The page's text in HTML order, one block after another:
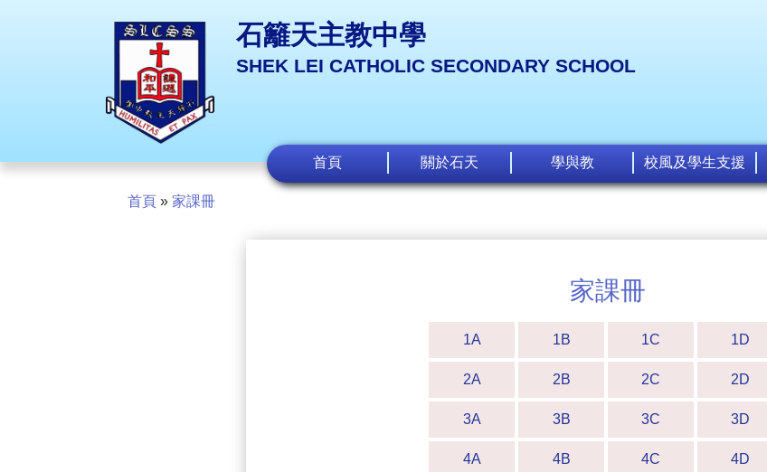
石籬天主教中學
SHEK LEI CATHOLIC SECONDARY SCHOOL
首頁 關於石天 學與教 校風及學生支援
首頁 » 家課冊
家課冊
1A 1B 1C 1D
2A 2B 2C 2D
3A 3B 3C 3D
4A 4B 4C 4D